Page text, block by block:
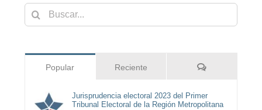
Buscar:
Popular Reciente Comentarios
Jurisprudencia electoral 2023 del Primer
Tribunal Electoral de la Región Metropolitana